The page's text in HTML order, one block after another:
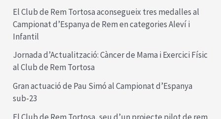
El Club de Rem Tortosa aconsegueix tres medalles al
Campionat d’Espanya de Rem en categories Aleví i
Infantil
Jornada d’Actualització: Càncer de Mama i Exercici Físic
al Club de Rem Tortosa
Gran actuació de Pau Simó al Campionat d’Espanya
sub-23